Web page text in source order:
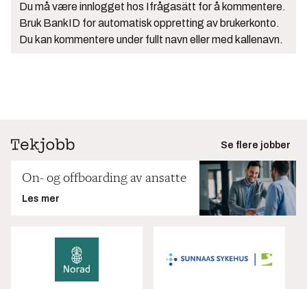
Du må være innlogget hos Ifrågasätt for å kommentere.
Bruk BankID for automatisk oppretting av brukerkonto.
Du kan kommentere under fullt navn eller med kallenavn.
Se flere jobber
On- og offboarding av ansatte
Les mer